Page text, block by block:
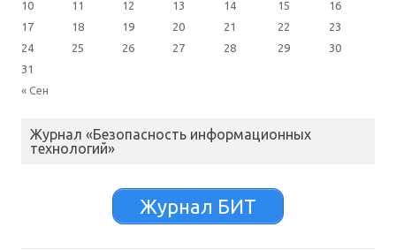
« Сен
10 11 12 13 14 15
16
17
18 19 20 21 22
23
24
25 26 27 28 29
30
31
Журнал «Безопасность информационных
технологий»
Журнал БИТ